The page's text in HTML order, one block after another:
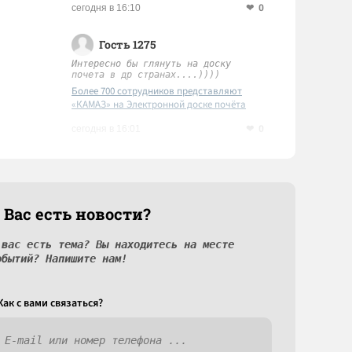
сегодня в 16:10 0
Гость 1275
Интересно бы глянуть на доску
почета в др странах....))))
Более 700 сотрудников представляют
«КАМАЗ» на Электронной доске почёта
есть новости?
есть тема? Вы находитесь на месте
Напишите нам!
c вами связаться?